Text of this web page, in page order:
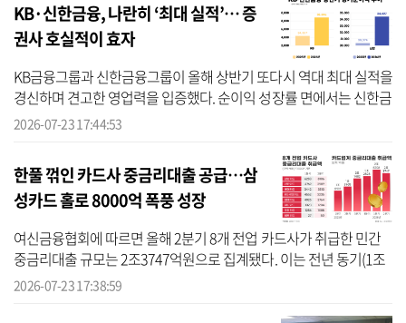
KB·신한금융, 나란히 ‘최대 실적’… 증
권사 호실적이 효자
KB금융그룹과 신한금융그룹이 올해 상반기 또다시 역대 최대 실적을
경신하며 견고한 영업력을 입증했다. 순이익 성장률 면에서는 신한금
융이 앞섰으며, 증권사와 자산운용사 등 비은행 계열사는 물론 은행
2026-07-23 17:44:53
한풀 꺾인 카드사 중금리대출 공급…삼
성카드 홀로 8000억 폭풍 성장
여신금융협회에 따르면 올해 2분기 8개 전업 카드사가 취급한 민간
중금리대출 규모는 2조3747억원으로 집계됐다. 이는 전년 동기(1조
8965억원) 대비 25.21% 늘어난 수준이다. 다만 분기 기준 역대 최대
2026-07-23 17:38:59